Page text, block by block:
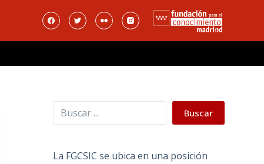
Buscar Buscar
La FGCSIC se ubica en una posición